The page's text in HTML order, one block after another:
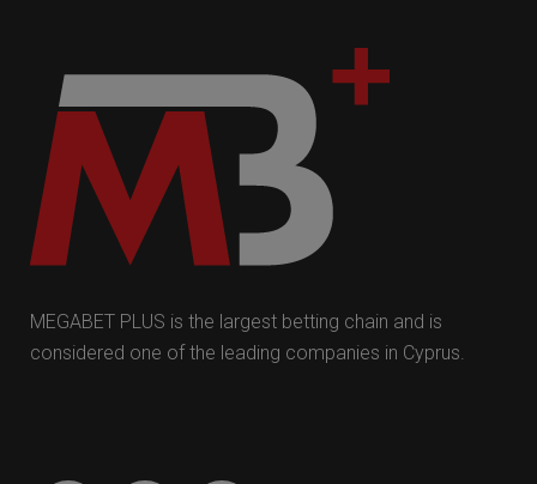
MEGABET PLUS is the largest betting chain and is
considered one of the leading companies in Cyprus.